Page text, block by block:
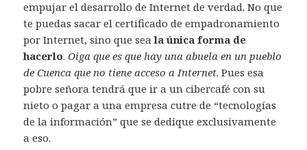
empujar el desarrollo de Internet de verdad. No que
te puedas sacar el certificado de empadronamiento
por Internet, sino que seala única forma de
hacerlo.Oiga que es que hay una abuela en un pueblo
de Cuenca que no tiene acceso a Internet. Pues esa
pobre señora tendrá que ir a un cibercafé con su
nieto o pagar a una empresa cutre de “tecnologías
de la información” que se dedique exclusivamente
a eso.